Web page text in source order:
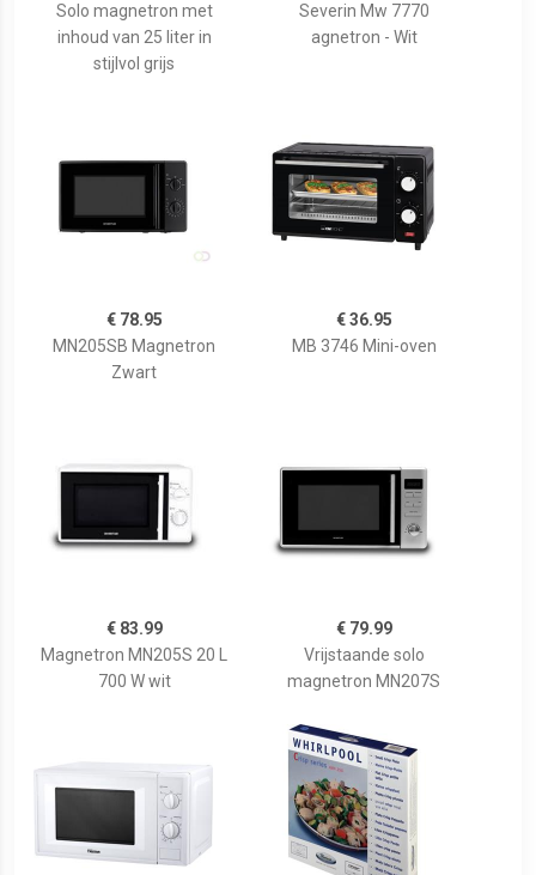
Solo magnetron met
inhoud van 25 liter in
stijlvol grijs
Severin Mw 7770
agnetron - Wit
€ 78.95
MN205SB Magnetron
Zwart
€ 36.95
MB 3746 Mini-oven
€ 83.99
Magnetron MN205S 20 L
700 W wit
€ 79.99
Vrijstaande solo
magnetron MN207S